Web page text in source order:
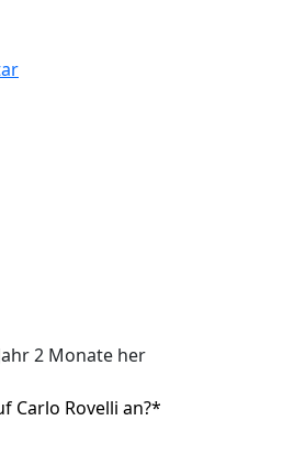
2 Monate her
Carlo Rovelli an?*